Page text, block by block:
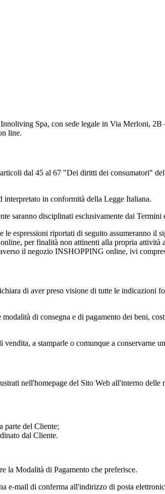
Spa, con sede legale in Via Merloni,
line.
dal 45 al 67 "Dei diritti dei consumatori"
in conformità della Legge Italiana.
saranno disciplinati esclusivamente dai Termini
espressioni riportati di seguito assumeranno il
, per finalità non attinenti alla propria attività
il negozio INSHOPPING online, ivi
di aver preso visione di tutte le indicazioni
di consegna e di pagamento dei beni,
a stamparle o comunque a conservarne
nell'homepage del Sito Web all'interno delle
parte del Cliente;
dal Cliente.
la Modalità di Pagamento che preferisce.
mail di conferma all'indirizzo di posta